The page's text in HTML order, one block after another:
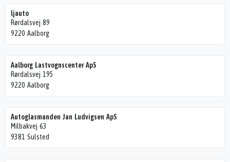
ljauto
Rørdalsvej 89
9220 Aalborg
Aalborg Lastvognscenter ApS
Rørdalsvej 195
9220 Aalborg
Autoglasmanden Jan Ludvigsen ApS
Milbakvej 63
9381 Sulsted